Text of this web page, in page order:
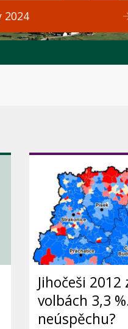
2024
Jihočeši
volbách 3,3
neúspěchu?